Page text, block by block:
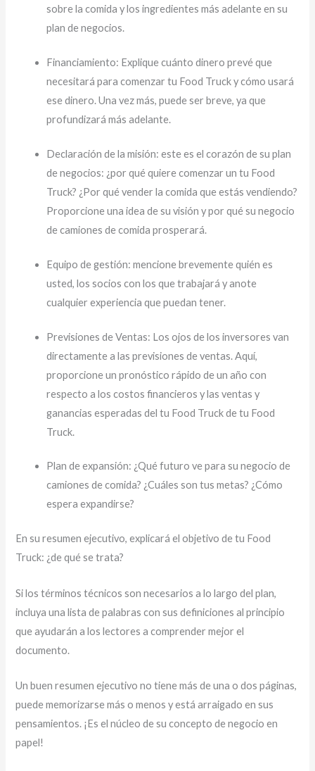
sobre la comida y los ingredientes más adelante en su
plan de negocios.
Financiamiento: Explique cuánto dinero prevé que
necesitará para comenzar tu Food Truck y cómo usará
ese dinero. Una vez más, puede ser breve, ya que
profundizará más adelante.
Declaración de la misión: este es el corazón de su plan
de negocios: ¿por qué quiere comenzar un tu Food
Truck? ¿Por qué vender la comida que estás vendiendo?
Proporcione una idea de su visión y por qué su negocio
de camiones de comida prosperará.
Equipo de gestión: mencione brevemente quién es
usted, los socios con los que trabajará y anote
cualquier experiencia que puedan tener.
Previsiones de Ventas: Los ojos de los inversores van
directamente a las previsiones de ventas. Aquí,
proporcione un pronóstico rápido de un año con
respecto a los costos financieros y las ventas y
ganancias esperadas del tu Food Truck de tu Food
Truck.
Plan de expansión: ¿Qué futuro ve para su negocio de
camiones de comida? ¿Cuáles son tus metas? ¿Cómo
espera expandirse?
En su resumen ejecutivo, explicará el objetivo de tu Food
Truck: ¿de qué se trata?
Si los términos técnicos son necesarios a lo largo del plan,
incluya una lista de palabras con sus definiciones al principio
que ayudarán a los lectores a comprender mejor el
documento.
Un buen resumen ejecutivo no tiene más de una o dos páginas,
puede memorizarse más o menos y está arraigado en sus
pensamientos. ¡Es el núcleo de su concepto de negocio en
papel!